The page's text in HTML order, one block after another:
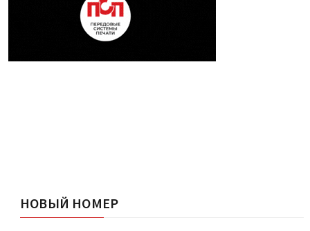
НОВЫЙ НОМЕР